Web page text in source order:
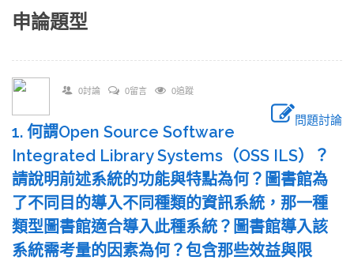
申論題型
0討論 0留言 0追蹤
問題討論
1. 何謂Open Source Software
Integrated Library Systems（OSS ILS）？
請說明前述系統的功能與特點為何？圖書館為
了不同目的導入不同種類的資訊系統，那一種
類型圖書館適合導入此種系統？圖書館導入該
系統需考量的因素為何？包含那些效益與限